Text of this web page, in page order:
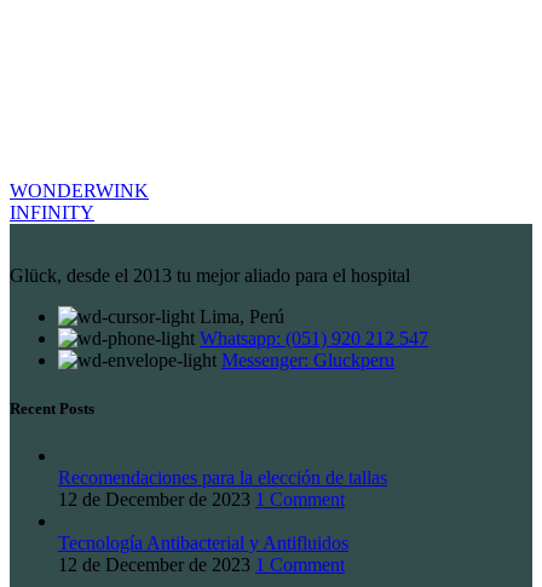
WONDERWINK
INFINITY
Glück, desde el 2013 tu mejor aliado para el hospital
Lima, Perú
Whatsapp: (051) 920 212 547
Messenger: Gluckperu
Recent Posts
Recomendaciones para la elección de tallas
12 de December de 2023 1 Comment
Tecnología Antibacterial y Antifluidos
12 de December de 2023 1 Comment